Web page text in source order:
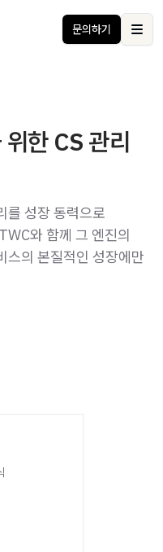
문의하기
한 CS 관리
를 성장 동력으로
와 함께 그 엔진의
스의 본질적인 성장에만